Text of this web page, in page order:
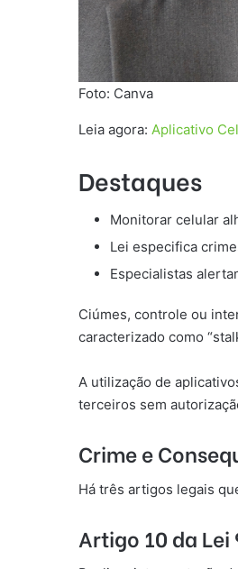
Foto: Canva
Leia agora: Aplicativo
Destaques
Monitorar celular
Lei especifica
Especialistas
Ciúmes, controle ou
caracterizado como
A utilização de
terceiros sem
Crime e
Há três artigos legais
Artigo 10 da Lei